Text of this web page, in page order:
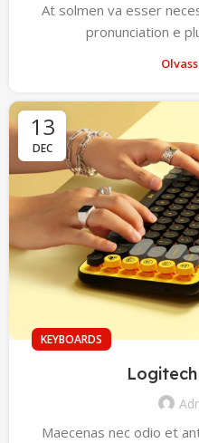
At solmen va esser
pronunciation e
13
DEC
KEYBOARDS
Logitech
Maecenas nec odio et